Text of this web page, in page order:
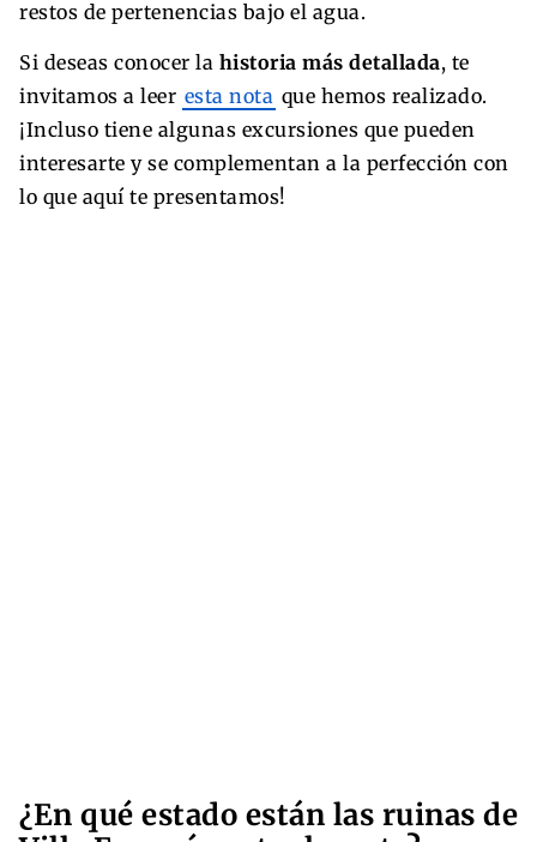
restos de pertenencias bajo el agua.
Si deseas conocer la historia más detallada, te
invitamos a leer esta nota que hemos realizado.
¡Incluso tiene algunas excursiones que pueden
interesarte y se complementan a la perfección con
lo que aquí te presentamos!
¿En qué estado están las ruinas de